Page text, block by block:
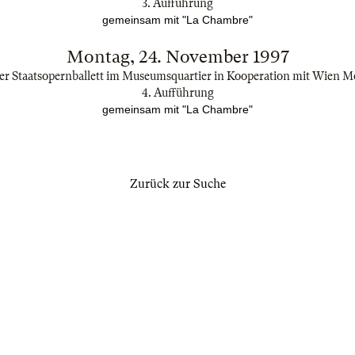
3. Aufführung
gemeinsam mit "La Chambre"
Montag, 24. November 1997
Staatsopernballett im Museumsquartier in Kooperation mit Wien
4. Aufführung
gemeinsam mit "La Chambre"
Zurück zur Suche